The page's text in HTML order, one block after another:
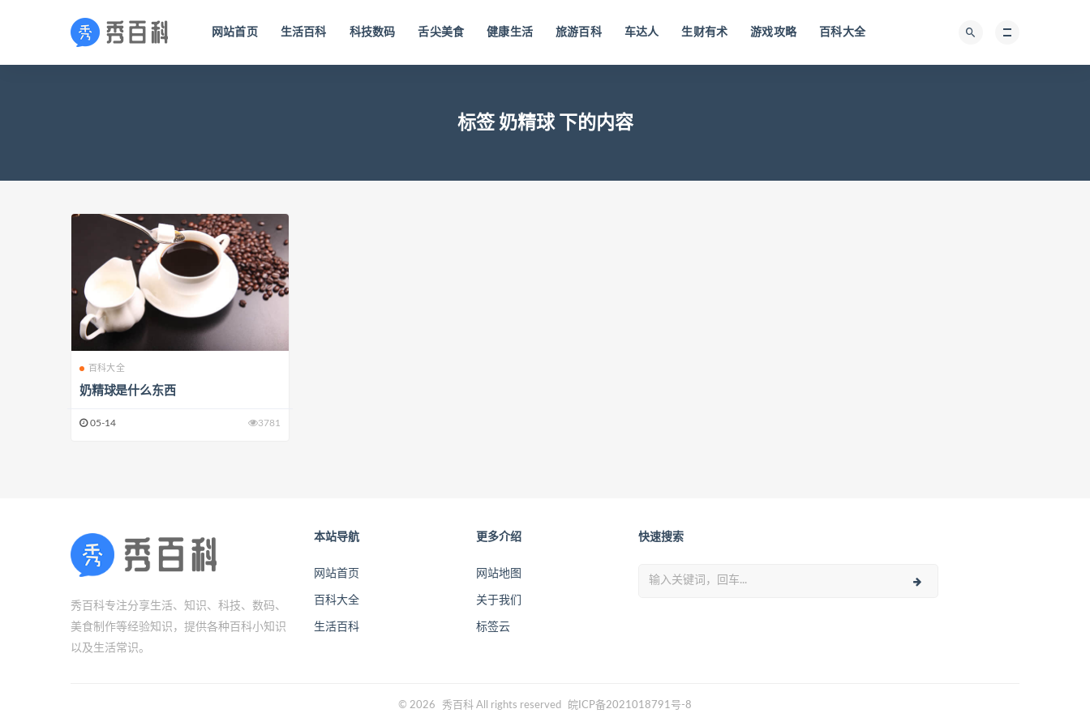
网站首页 生活百科 科技数码 舌尖美食 健康生活 旅游百科 车达人 生财有术 游戏攻略 百科大全
标签 奶精球 下的内容
百科大全
奶精球是什么东西
05-14 3781
秀百科专注分享生活、知识、科技、数码、
美食制作等经验知识，提供各种百科小知识
以及生活常识。
本站导航
网站首页
百科大全
生活百科
更多介绍
网站地图
关于我们
标签云
快速搜索
© 2026 秀百科 All rights reserved 皖ICP备2021018791号-8